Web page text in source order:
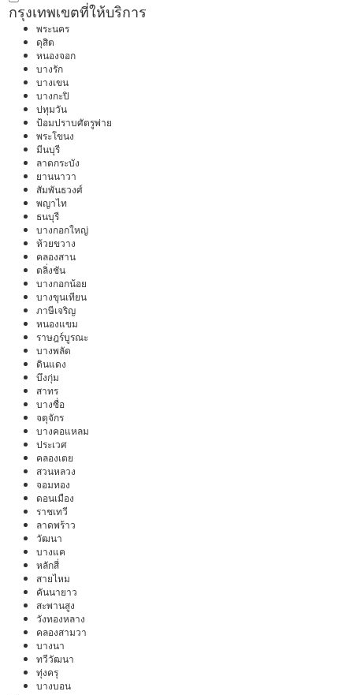
กรุงเทพเขตที่ให้บริการ
พระนคร
ดุสิต
หนองจอก
บางรัก
บางเขน
บางกะปิ
ปทุมวัน
ป้อมปราบศัตรูพ่าย
พระโขนง
มีนบุรี
ลาดกระบัง
ยานนาวา
สัมพันธวงศ์
พญาไท
ธนบุรี
บางกอกใหญ่
ห้วยขวาง
คลองสาน
ตลิ่งชัน
บางกอกน้อย
บางขุนเทียน
ภาษีเจริญ
หนองแขม
ราษฎร์บูรณะ
บางพลัด
ดินแดง
บึงกุ่ม
สาทร
บางซื่อ
จตุจักร
บางคอแหลม
ประเวศ
คลองเตย
สวนหลวง
จอมทอง
ดอนเมือง
ราชเทวี
ลาดพร้าว
วัฒนา
บางแค
หลักสี่
สายไหม
คันนายาว
สะพานสูง
วังทองหลาง
คลองสามวา
บางนา
ทวีวัฒนา
ทุ่งครุ
บางบอน